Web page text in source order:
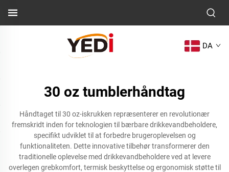
DA
30 oz tumblerhåndtag
Håndtaget til 30 oz-iskrukken repræsenterer en revolutionær
fremskridt inden for teknologien til bærbare drikkevandbeholdere,
specifikt udviklet til at forbedre brugeroplevelsen og
funktionaliteten. Dette innovative tilbehør transformerer den
traditionelle oplevelse med drikkevandbeholdere ved at levere
overlegen grebkomfort, termisk beskyttelse og ergonomisk støtte til